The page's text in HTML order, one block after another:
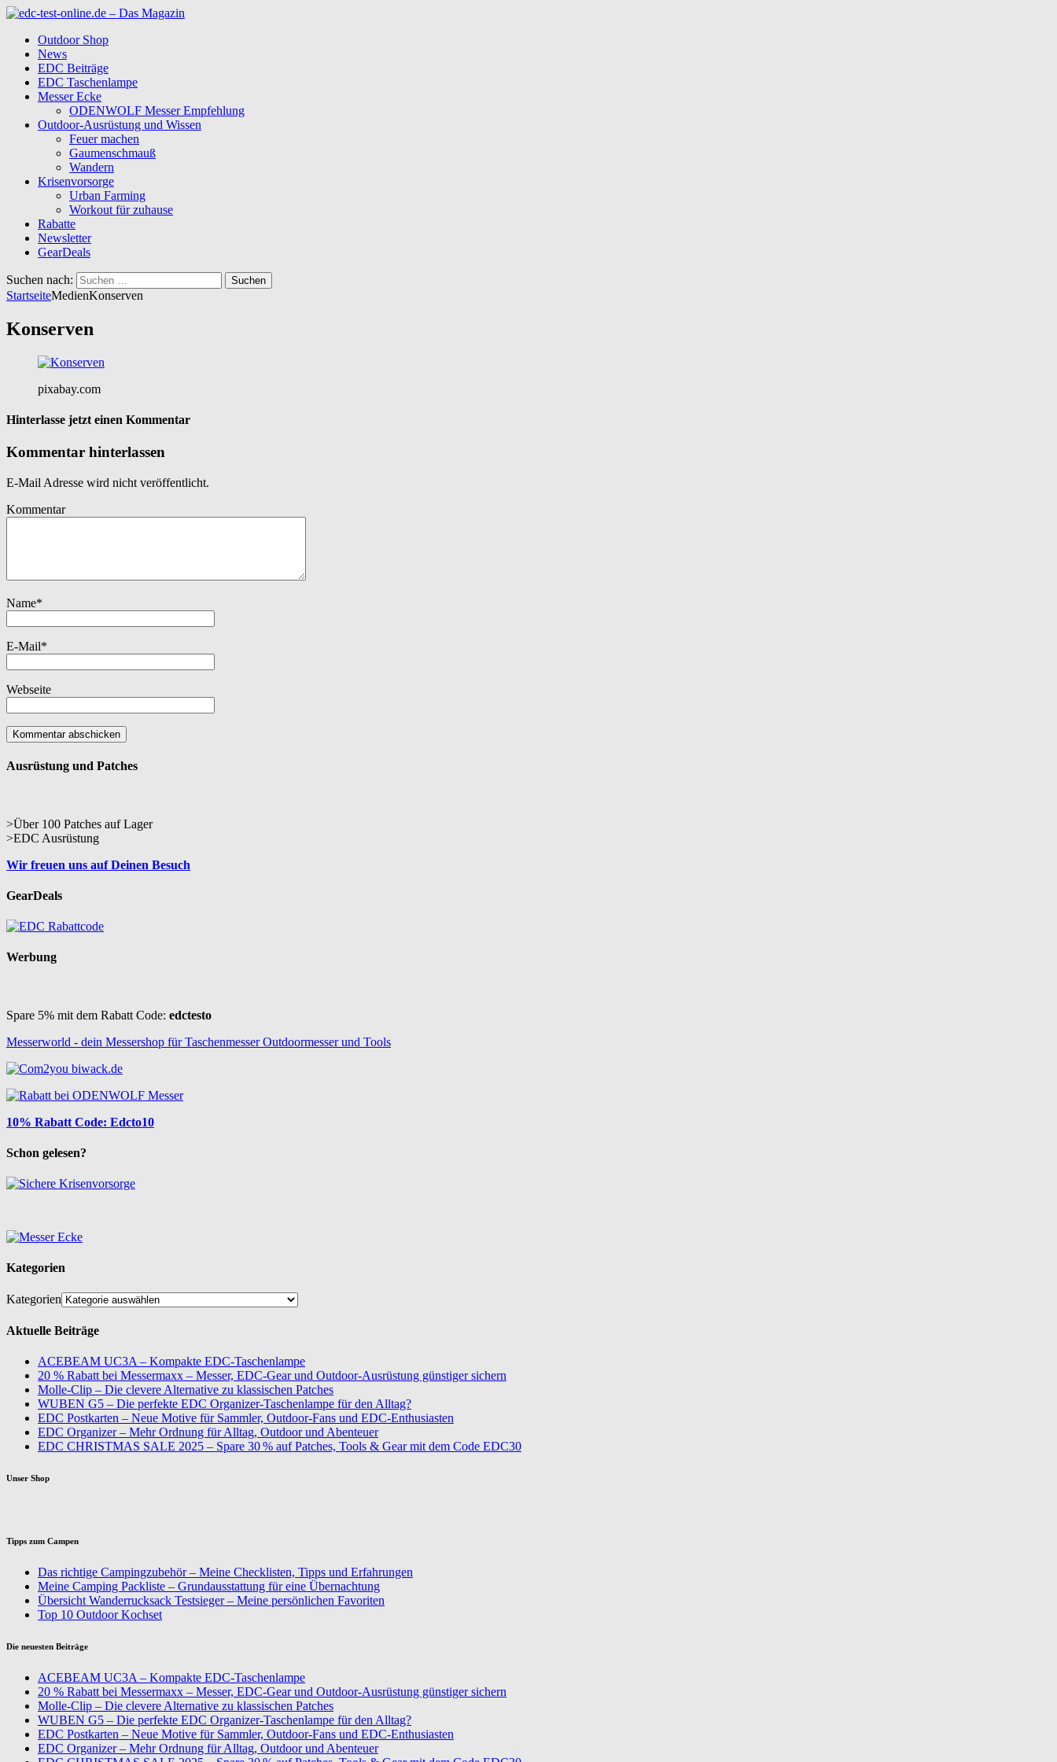
Outdoor Shop
News
EDC Beiträge
EDC Taschenlampe
Messer Ecke
ODENWOLF Messer Empfehlung
Outdoor-Ausrüstung und Wissen
Feuer machen
Gaumenschmauß
Wandern
Krisenvorsorge
Urban Farming
Workout für zuhause
Rabatte
Newsletter
GearDeals
Suchen nach:
StartseiteMedienKonserven
Konserven
pixabay.com
Hinterlasse jetzt einen Kommentar
Kommentar hinterlassen
E-Mail Adresse wird nicht veröffentlicht.
Kommentar
Name*
E-Mail*
Webseite
Ausrüstung und Patches
>Über 100 Patches auf Lager
>EDC Ausrüstung
Wir freuen uns auf Deinen Besuch
GearDeals
Werbung
Spare 5% mit dem Rabatt Code: edctesto
Messerworld - dein Messershop für Taschenmesser Outdoormesser und Tools
10% Rabatt Code: Edcto10
Schon gelesen?
Kategorien
Kategorien
Aktuelle Beiträge
ACEBEAM UC3A – Kompakte EDC-Taschenlampe
20 % Rabatt bei Messermaxx – Messer, EDC-Gear und Outdoor-Ausrüstung günstiger sichern
Molle-Clip – Die clevere Alternative zu klassischen Patches
WUBEN G5 – Die perfekte EDC Organizer-Taschenlampe für den Alltag?
EDC Postkarten – Neue Motive für Sammler, Outdoor-Fans und EDC-Enthusiasten
EDC Organizer – Mehr Ordnung für Alltag, Outdoor und Abenteuer
EDC CHRISTMAS SALE 2025 – Spare 30 % auf Patches, Tools & Gear mit dem Code EDC30
Unser Shop
Tipps zum Campen
Das richtige Campingzubehör – Meine Checklisten, Tipps und Erfahrungen
Meine Camping Packliste – Grundausstattung für eine Übernachtung
Übersicht Wanderrucksack Testsieger – Meine persönlichen Favoriten
Top 10 Outdoor Kochset
Die neuesten Beiträge
ACEBEAM UC3A – Kompakte EDC-Taschenlampe
20 % Rabatt bei Messermaxx – Messer, EDC-Gear und Outdoor-Ausrüstung günstiger sichern
Molle-Clip – Die clevere Alternative zu klassischen Patches
WUBEN G5 – Die perfekte EDC Organizer-Taschenlampe für den Alltag?
EDC Postkarten – Neue Motive für Sammler, Outdoor-Fans und EDC-Enthusiasten
EDC Organizer – Mehr Ordnung für Alltag, Outdoor und Abenteuer